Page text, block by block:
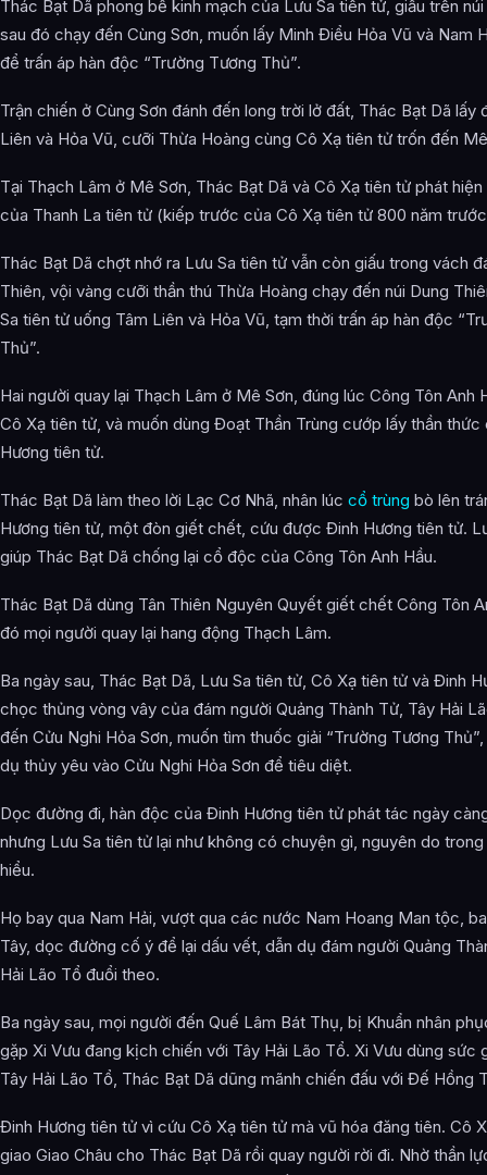
Thác Bạt Dã phong bế kinh mạch của Lưu Sa tiên tử, giấu trên
sau đó chạy đến Cùng Sơn, muốn lấy Minh Điểu Hỏa Vũ và Nam
để trấn áp hàn độc “Trường Tương Thủ”.
Trận chiến ở Cùng Sơn đánh đến long trời lở đất, Thác Bạt Dã lấy
Liên và Hỏa Vũ, cưỡi Thừa Hoàng cùng Cô Xạ tiên tử trốn đến
Tại Thạch Lâm ở Mê Sơn, Thác Bạt Dã và Cô Xạ tiên tử phát
của Thanh La tiên tử (kiếp trước của Cô Xạ tiên tử 800 năm
Thác Bạt Dã chợt nhớ ra Lưu Sa tiên tử vẫn còn giấu trong vách
Thiên, vội vàng cưỡi thần thú Thừa Hoàng chạy đến núi Dung
Sa tiên tử uống Tâm Liên và Hỏa Vũ, tạm thời trấn áp hàn độc
Thủ”.
Hai người quay lại Thạch Lâm ở Mê Sơn, đúng lúc Công Tôn Anh
Cô Xạ tiên tử, và muốn dùng Đoạt Thần Trùng cướp lấy thần thức
Hương tiên tử.
Thác Bạt Dã làm theo lời Lạc Cơ Nhã, nhân lúc cổ trùng bò lên
Hương tiên tử, một đòn giết chết, cứu được Đinh Hương tiên tử.
giúp Thác Bạt Dã chống lại cổ độc của Công Tôn Anh Hầu.
Thác Bạt Dã dùng Tân Thiên Nguyên Quyết giết chết Công Tôn
đó mọi người quay lại hang động Thạch Lâm.
Ba ngày sau, Thác Bạt Dã, Lưu Sa tiên tử, Cô Xạ tiên tử và Đinh
chọc thủng vòng vây của đám người Quảng Thành Tử, Tây Hải
đến Cửu Nghi Hỏa Sơn, muốn tìm thuốc giải “Trường Tương
dụ thủy yêu vào Cửu Nghi Hỏa Sơn để tiêu diệt.
Dọc đường đi, hàn độc của Đinh Hương tiên tử phát tác ngày
nhưng Lưu Sa tiên tử lại như không có chuyện gì, nguyên do
hiểu.
Họ bay qua Nam Hải, vượt qua các nước Nam Hoang Man tộc,
Tây, dọc đường cố ý để lại dấu vết, dẫn dụ đám người Quảng
Hải Lão Tổ đuổi theo.
Ba ngày sau, mọi người đến Quế Lâm Bát Thụ, bị Khuẩn nhân
gặp Xi Vưu đang kịch chiến với Tây Hải Lão Tổ. Xi Vưu dùng sức
Tây Hải Lão Tổ, Thác Bạt Dã dũng mãnh chiến đấu với Đế Hồng
Đinh Hương tiên tử vì cứu Cô Xạ tiên tử mà vũ hóa đăng tiên. Cô
giao Giao Châu cho Thác Bạt Dã rồi quay người rời đi. Nhờ thần